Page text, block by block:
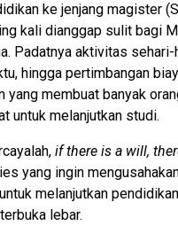
ke jenjang magister
kali dianggap sulit bagi
Padatnya aktivitas sehari-
hingga pertimbangan
yang membuat banyak
untuk melanjutkan studi.
if there is a will,
yang ingin
melanjutkan
lebar.